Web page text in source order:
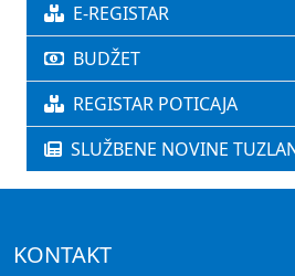
E-REGISTAR
BUDŽET
REGISTAR POTICAJA
SLUŽBENE NOVINE
KONTAKT